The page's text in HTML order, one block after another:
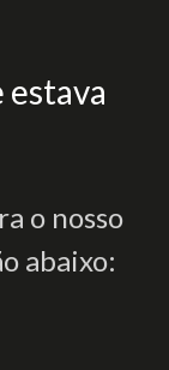
o nosso
abaixo: